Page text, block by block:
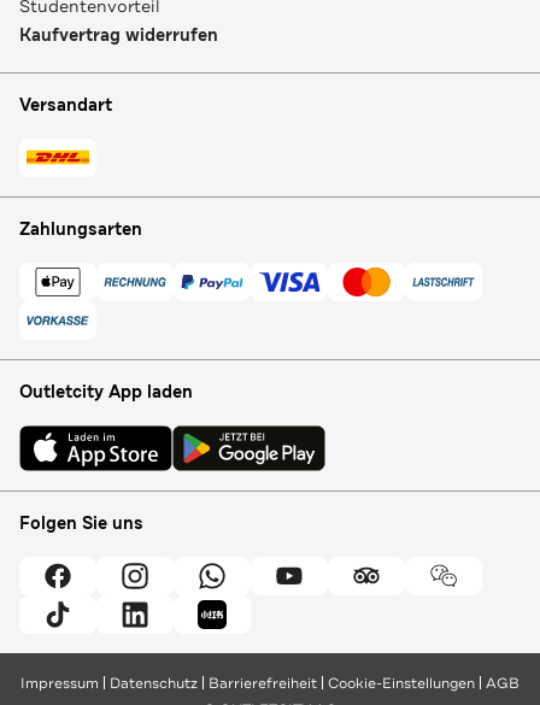
Studentenvorteil
Kaufvertrag widerrufen
Versandart
Zahlungsarten
Outletcity App laden
Folgen Sie uns
Impressum Datenschutz Barrierefreiheit Cookie-Einstellungen AGB